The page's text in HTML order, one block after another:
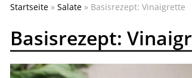
Startseite » Salate » Basisrezept: Vinaigrette
Basisrezept: